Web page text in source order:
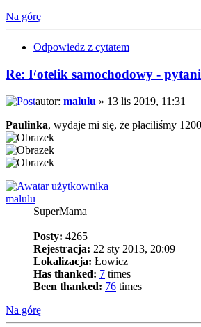
Na górę
Odpowiedz z cytatem
Re: Fotelik samochodowy -
autor: malulu » 13 lis 2019, 11:31
Paulinka, wydaje mi się, że płaciliśmy
malulu
SuperMama
Posty: 4265
Rejestracja: 22 sty 2013, 20:09
Lokalizacja: Łowicz
Has thanked: 7 times
Been thanked: 76 times
Na górę